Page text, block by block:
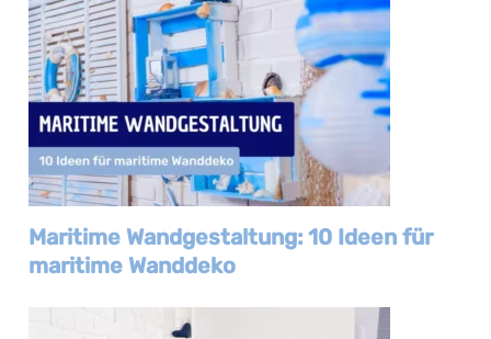
Maritime Wandgestaltung: 10 Ideen für
maritime Wanddeko